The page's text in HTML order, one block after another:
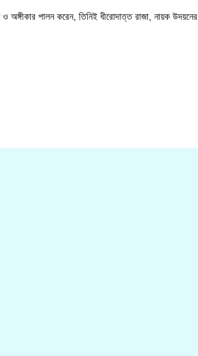
ও অঙ্গীকার পালন করেন, তিনিই ধীরোদাত্ত রাজা, নায়ক উদয়নের